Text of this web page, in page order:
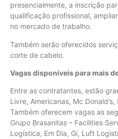
presencialmente, a inscrição
qualificação profissional,
no mercado de trabalho.
Também serão oferecidos
corte de cabelo.
Vagas disponíveis para mais
Entre as contratantes, estão
Livre, Americanas, Mc
Também oferecem vagas as
Grupo Brasanitas – Facilities
Logística, Em Dia, Gi, Luft